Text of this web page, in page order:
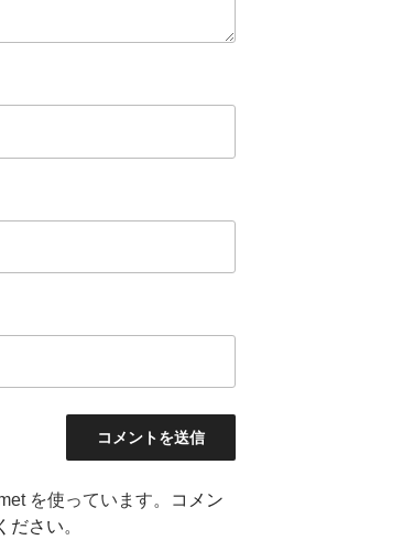
を使っています。
コメン
ださい。